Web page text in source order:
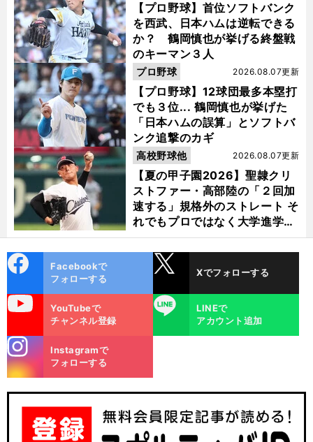
【プロ野球】首位ソフトバンク
を西武、日本ハムは逆転できる
か？ 鶴岡慎也が挙げる終盤戦
のキーマン３人
【プロ野球】12球団最多本塁打
でも３位... 鶴岡慎也が挙げた
「日本ハムの誤算」とソフトバ
ンク追撃のカギ
2026.08.07更新
プロ野球
【夏の甲子園2026】聖隷クリ
ストファー・高部陸の「２回加
速する」規格外のストレート そ
れでもプロではなく大学進学を
選ぶ理由
2026.08.07更新
高校野球他
ok
Facebookで
フォローする
Xでフォローする
YouTubeで
チャンネル登録
LINE
LINEで
アカウント追加
m
Instagramで
フォローする